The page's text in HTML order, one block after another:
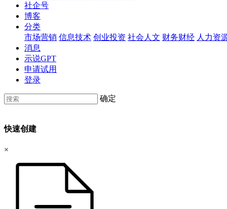
社企号
博客
分类
市场营销 信息技术 创业投资 社会人文 财务财经 人力资
消息
示说GPT
申请试用
登录
确定
快速创建
×